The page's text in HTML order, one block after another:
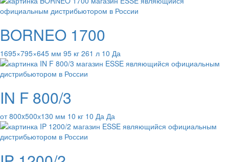
BORNEO 1700
1695×795×645 мм 95 кг 261 л 10 Да
IN F 800/3
от 800x500х130 мм 10 кг 10 Да Да